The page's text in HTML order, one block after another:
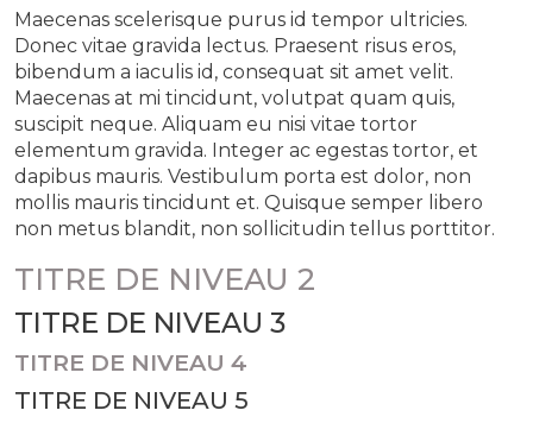
Maecenas scelerisque purus id tempor ultricies.
Donec vitae gravida lectus. Praesent risus eros,
bibendum a iaculis id, consequat sit amet velit.
Maecenas at mi tincidunt, volutpat quam quis,
suscipit neque. Aliquam eu nisi vitae tortor
elementum gravida. Integer ac egestas tortor, et
dapibus mauris. Vestibulum porta est dolor, non
mollis mauris tincidunt et. Quisque semper libero
non metus blandit, non sollicitudin tellus porttitor.
TITRE DE NIVEAU 2
TITRE DE NIVEAU 3
TITRE DE NIVEAU 4
TITRE DE NIVEAU 5